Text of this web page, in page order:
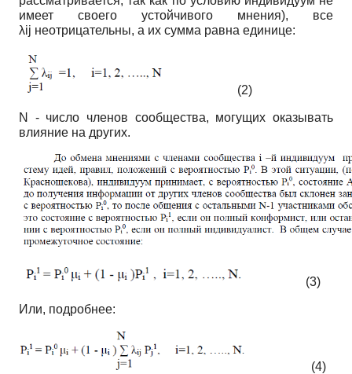
имеет своего устойчивого мнения), все
λij неотрицательны, а их сумма равна единице:
(2)
N - число членов сообщества, могущих оказывать
влияние на других.
(3)
Или, подробнее:
(4)